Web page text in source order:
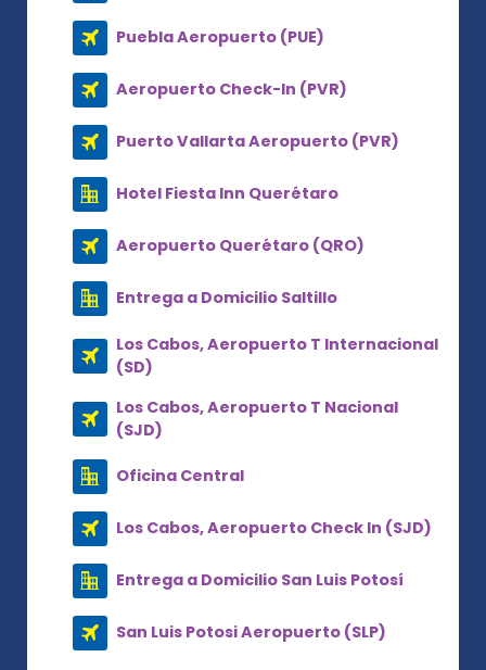
Puebla Aeropuerto (PUE)
Aeropuerto Check-In (PVR)
Puerto Vallarta Aeropuerto (PVR)
Hotel Fiesta Inn Querétaro
Aeropuerto Querétaro (QRO)
Entrega a Domicilio Saltillo
Los Cabos, Aeropuerto T Internacional
(SD)
Los Cabos, Aeropuerto T Nacional
(SJD)
Oficina Central
Los Cabos, Aeropuerto Check In (SJD)
Entrega a Domicilio San Luis Potosí
San Luis Potosi Aeropuerto (SLP)